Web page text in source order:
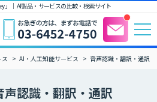
」｜ AI製品・サービスの比較・検索サイト
ス AI・人工知能サービス 音声認識・翻訳・通訳
声認識・翻訳・通訳